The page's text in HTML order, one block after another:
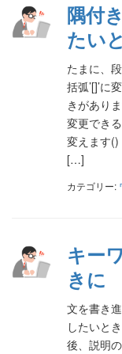
隅付
たい
たまに、
括弧’[]’に
きがあり
変更でき
変えます
[…]
カテゴリー:
キー
きに
文を書き
したいと
後、説明